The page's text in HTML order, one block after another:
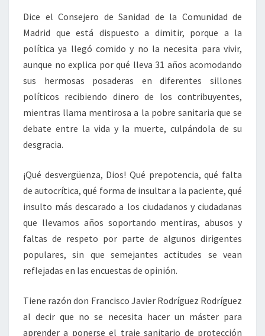
Dice el Consejero de Sanidad de la Comunidad de
Madrid que está dispuesto a dimitir, porque a la
política ya llegó comido y no la necesita para vivir,
aunque no explica por qué lleva 31 años acomodando
sus hermosas posaderas en diferentes sillones
políticos recibiendo dinero de los contribuyentes,
mientras llama mentirosa a la pobre sanitaria que se
debate entre la vida y la muerte, culpándola de su
desgracia.
¡Qué desvergüenza, Dios! Qué prepotencia, qué falta
de autocrítica, qué forma de insultar a la paciente, qué
insulto más descarado a los ciudadanos y ciudadanas
que llevamos años soportando mentiras, abusos y
faltas de respeto por parte de algunos dirigentes
populares, sin que semejantes actitudes se vean
reflejadas en las encuestas de opinión.
Tiene razón don Francisco Javier Rodríguez Rodríguez
al decir que no se necesita hacer un máster para
aprender a ponerse el traje sanitario de protección